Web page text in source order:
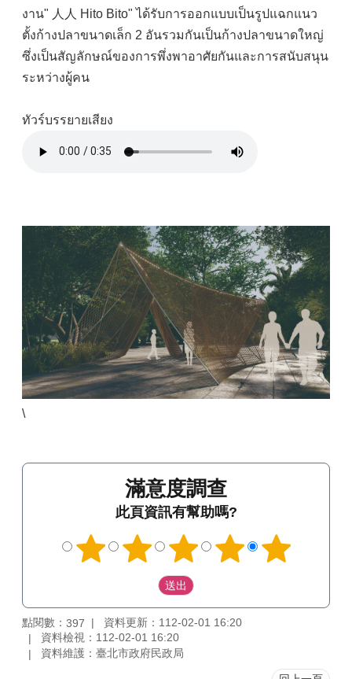
งาน" 人人 Hito Bito" ได้รับการออกแบบเป็นรูปแฉกแนว
ตั้งก้างปลาขนาดเล็ก 2 อันรวมกันเป็นก้างปลาขนาดใหญ่
ซึ่งเป็นสัญลักษณ์ของการพึ่งพาอาศัยกันและการสนับสนุน
ระหว่างผู้คน
ทัวร์บรรยายเสียง
\
滿意度調查
此頁資訊有幫助嗎?
點閱數： 397
資料更新：112-02-01 16:20
資料檢視：112-02-01 16:20
資料維護：臺北市政府民政局